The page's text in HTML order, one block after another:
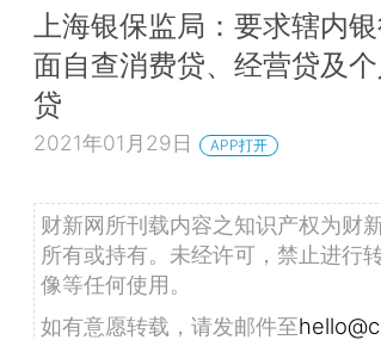
上海银保监局：要求辖内
面自查消费贷、经营贷及
贷
2021年01月29日 APP打开
财新网所刊载内容之知识产权为财
所有或持有。未经许可，禁止进行
像等任何使用。
如有意愿转载，请发邮件至